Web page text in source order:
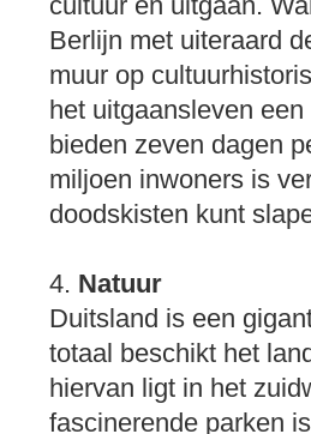
Berlijn met uiteraard
muur op
het uitgaansleven
bieden zeven dagen
miljoen inwoners is
doodskisten kunt
4. Natuur
Duitsland is een
totaal beschikt het
hiervan ligt in het
fascinerende parken